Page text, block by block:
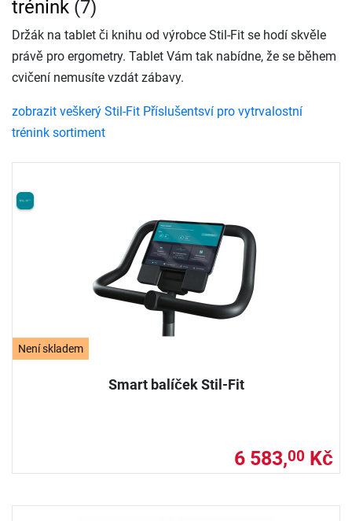
Není skladem
Smart balíček Stil-Fit
6 583,00 Kč
trénink (7)
Držák na tablet či knihu od výrobce Stil-Fit se hodí skvěle
právě pro ergometry. Tablet Vám tak nabídne, že se během
cvičení nemusíte vzdát zábavy.
zobrazit veškerý Stil-Fit Příslušentsví pro vytrvalostní
trénink sortiment